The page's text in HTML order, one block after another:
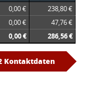
0,00 € 238,80 €
0,00 € 47,76 €
0,00 € 286,56 €
Kontaktdaten